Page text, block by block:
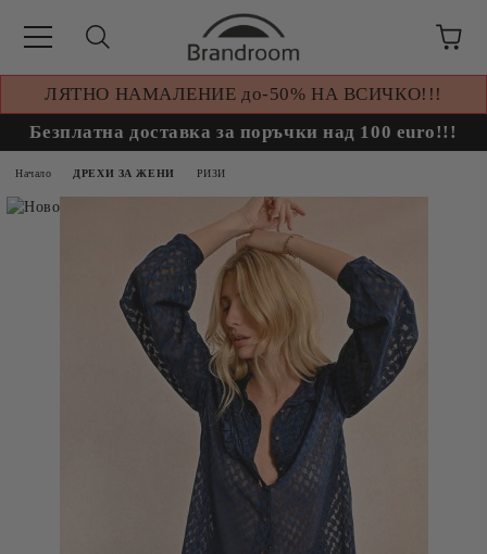
ЛЯТНО НАМАЛЕНИЕ до-50% НА ВСИЧКО!!!
Безплатна доставка за поръчки над 100 euro!!!
Начало ДРЕХИ ЗА ЖЕНИ РИЗИ